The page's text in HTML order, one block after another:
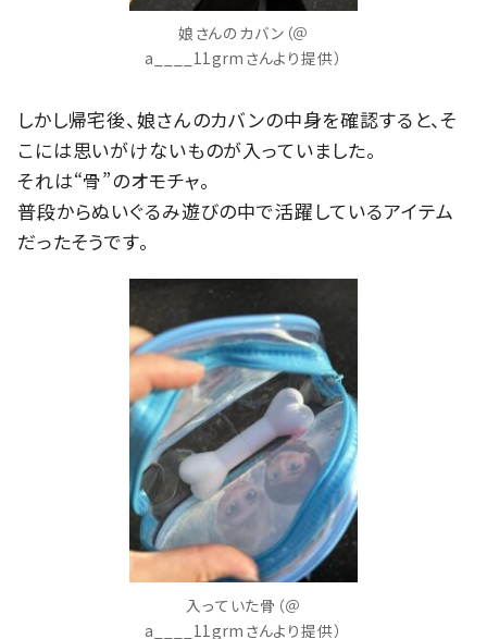
娘さんのカバン（＠
a____11grmさんより提供）
しかし帰宅後、娘さんのカバンの中身を確認すると、そ
こには思いがけないものが入っていました。
それは“骨”のオモチャ。
普段からぬいぐるみ遊びの中で活躍しているアイテム
だったそうです。
入っていた骨（＠
a____11grmさんより提供）